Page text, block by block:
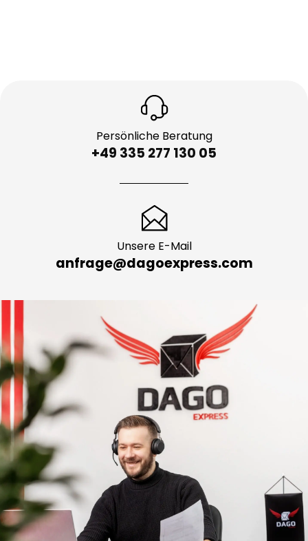
Persönliche Beratung
+49 335 277 130 05
Unsere E-Mail
anfrage@dagoexpress.com